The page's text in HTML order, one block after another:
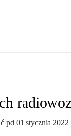
01 stycznia